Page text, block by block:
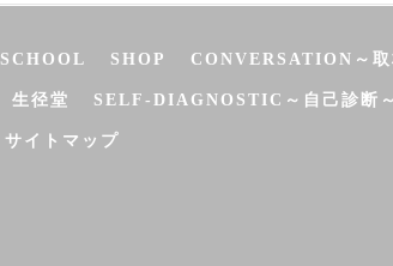
SCHOOL SHOP CONVERSATION～取
生径堂 SELF-DIAGNOSTIC～自己診断～
サイトマップ